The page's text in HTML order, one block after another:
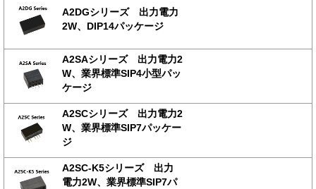
A2DGシリーズ 出力電力
2W、DIP14パッケージ
A2SAシリーズ 出力電力2
W、業界標準SIP4小型パッ
ケージ
A2SCシリーズ 出力電力2
W、業界標準SIP7パッケー
ジ
A2SC-K5シリーズ 出力
電力2W、業界標準SIP7パ